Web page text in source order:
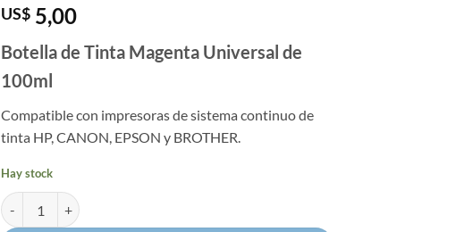
US$ 5,00
Botella de Tinta Magenta Universal de
100ml
Compatible con impresoras de sistema continuo de
tinta HP, CANON, EPSON y BROTHER.
Hay stock
Botella de Tinta Magenta Universal de 100ml cantidad